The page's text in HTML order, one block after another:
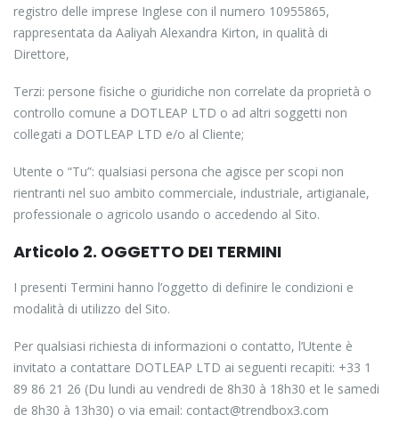
registro delle imprese Inglese con il numero 10955865,
rappresentata da Aaliyah Alexandra Kirton, in qualità di
Direttore,
Terzi: persone fisiche o giuridiche non correlate da proprietà o
controllo comune a DOTLEAP LTD o ad altri soggetti non
collegati a DOTLEAP LTD e/o al Cliente;
Utente o “Tu”: qualsiasi persona che agisce per scopi non
rientranti nel suo ambito commerciale, industriale, artigianale,
professionale o agricolo usando o accedendo al Sito.
Articolo 2. OGGETTO DEI TERMINI
I presenti Termini hanno l’oggetto di definire le condizioni e
modalità di utilizzo del Sito.
Per qualsiasi richiesta di informazioni o contatto, l’Utente è
invitato a contattare DOTLEAP LTD ai seguenti recapiti: +33 1
89 86 21 26 (Du lundi au vendredi de 8h30 à 18h30 et le samedi
de 8h30 à 13h30) o via email: contact@trendbox3.com